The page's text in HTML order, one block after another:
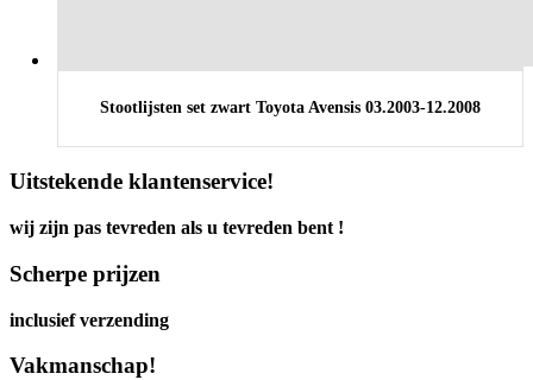
Stootlijsten set zwart Toyota Avensis 03.2003-12.2008
Uitstekende klantenservice!
wij zijn pas tevreden als u tevreden bent !
Scherpe prijzen
inclusief verzending
Vakmanschap!